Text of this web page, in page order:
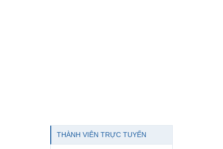
THÀNH VIÊN TRỰC TUYẾN